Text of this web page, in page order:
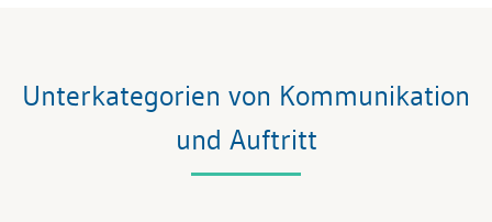
Unterkategorien von Kommunikation
und Auftritt